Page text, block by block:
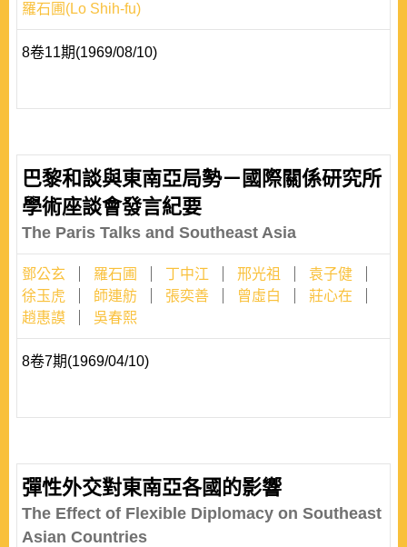
羅石圃(Lo Shih-fu)
8卷11期(1969/08/10)
巴黎和談與東南亞局勢－國際關係研究所
學術座談會發言紀要
The Paris Talks and Southeast Asia
鄧公玄 羅石圃 丁中江 邢光祖
袁子健
徐玉虎
師連舫 張奕善 曾虛白
莊心在
趙惠謨
吳春熙
8卷7期(1969/04/10)
彈性外交對東南亞各國的影響
The Effect of Flexible Diplomacy on Southeast
Asian Countries